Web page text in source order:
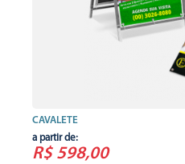
CAVALETE
a partir de:
R$ 598,00